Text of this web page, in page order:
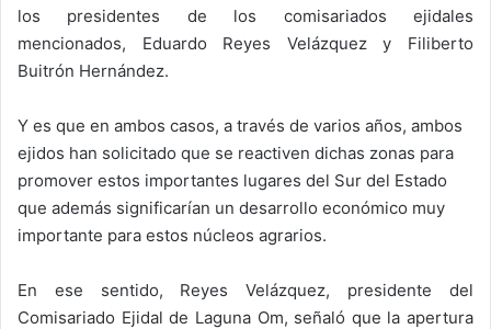
los presidentes de los comisariados ejidales
mencionados, Eduardo Reyes Velázquez y Filiberto
Buitrón Hernández.
Y es que en ambos casos, a través de varios años, ambos
ejidos han solicitado que se reactiven dichas zonas para
promover estos importantes lugares del Sur del Estado
que además significarían un desarrollo económico muy
importante para estos núcleos agrarios.
En ese sentido, Reyes Velázquez, presidente del
Comisariado Ejidal de Laguna Om, señaló que la apertura